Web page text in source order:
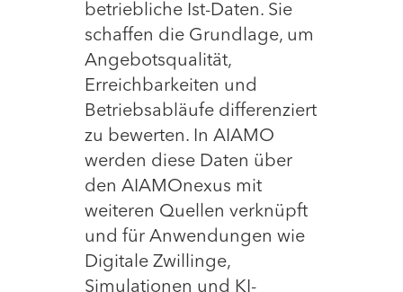
betriebliche Ist-Daten. Sie
schaffen die Grundlage, um
Angebotsqualität,
Erreichbarkeiten und
Betriebsabläufe differenziert
zu bewerten. In AIAMO
werden diese Daten über
den AIAMOnexus mit
weiteren Quellen verknüpft
und für Anwendungen wie
Digitale Zwillinge,
Simulationen und KI-